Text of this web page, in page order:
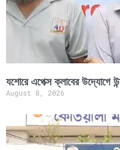
যশোরে এপেক্স ক্লাবের উদ্যোগে
August 8, 2026